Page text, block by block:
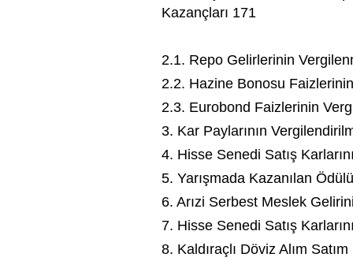
Kazançları 171
2.1. Repo Gelirlerinin
2.2. Hazine Bonosu
2.3. Eurobond Faizlerinin
3. Kar Paylarının
4. Hisse Senedi Satış
5. Yarışmada Kazanılan
6. Arızi Serbest Meslek
7. Hisse Senedi Satış
8. Kaldıraçlı Döviz Alım